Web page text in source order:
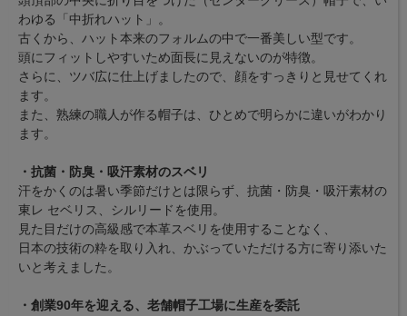
わゆる「中折れハット」。
古くから、ハット本来のフォルムの中で一番美しい型です。
頭にフィットしやすいため面長に見えないのが特徴。
さらに、ツバ広に仕上げましたので、顔をすっきりと見せてくれ
ます。
また、熟練の職人が作る帽子は、ひとめで明らかに違いがわかり
ます。
・抗菌・防臭・吸汗素材のスベリ
汗をかくのは暑い季節だけとは限らず、抗菌・防臭・吸汗素材の
東レ セベリス、シルリードを使用。
見た目だけの高級感で本革スベリを使用することなく、
日本の技術の粋を取り入れ、かぶっていただける方に寄り添いた
いと考えました。
・創業90年を迎える、老舗帽子工場に生産を委託